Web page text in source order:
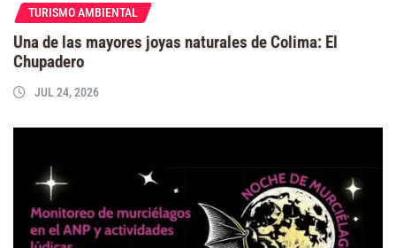
TURISMO AMBIENTAL
Una de las mayores joyas naturales de Colima: El
Chupadero
JUL 24, 2026